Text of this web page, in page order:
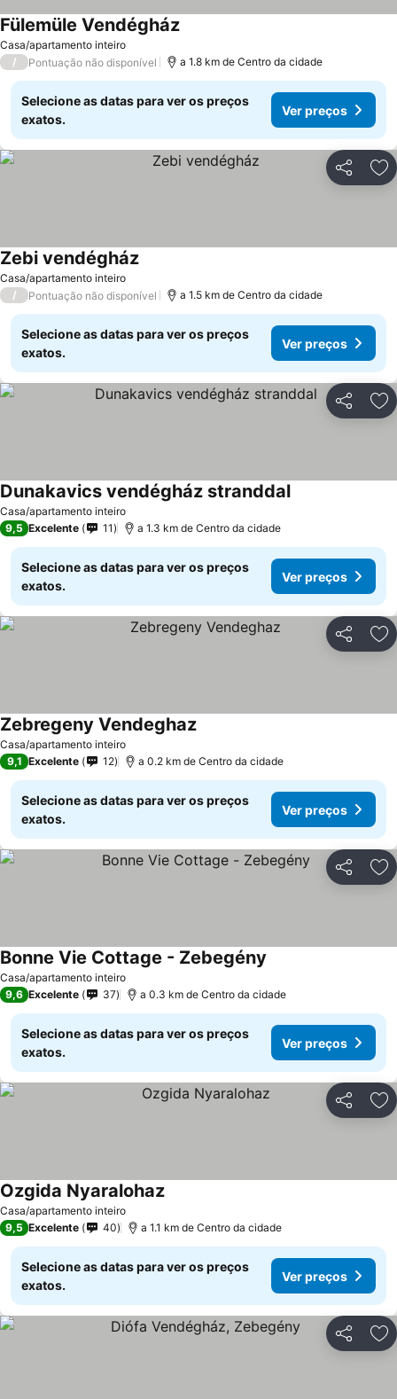
Casa/apartamento inteiro
Fülemüle Vendégház
/ Pontuação não disponível a 1.8 km de Centro da cidade
Selecione as datas para ver os preços
exatos.
Ver preços
Partilhar
Casa/apartamento inteiro
Zebi vendégház
/ Pontuação não disponível a 1.5 km de Centro da cidade
Selecione as datas para ver os preços
exatos.
Ver preços
Partilhar
Casa/apartamento inteiro
Dunakavics vendégház stranddal
9,5 Excelente 11 a 1.3 km de Centro da cidade
Selecione as datas para ver os preços
exatos.
Ver preços
Partilhar
Casa/apartamento inteiro
Zebregeny Vendeghaz
9,1 Excelente 12 a 0.2 km de Centro da cidade
Selecione as datas para ver os preços
exatos.
Ver preços
Partilhar
Casa/apartamento inteiro
Bonne Vie Cottage - Zebegény
9,6 Excelente 37 a 0.3 km de Centro da cidade
Selecione as datas para ver os preços
exatos.
Ver preços
Partilhar
Casa/apartamento inteiro
Ozgida Nyaralohaz
9,5 Excelente 40 a 1.1 km de Centro da cidade
Selecione as datas para ver os preços
exatos.
Ver preços
Partilhar